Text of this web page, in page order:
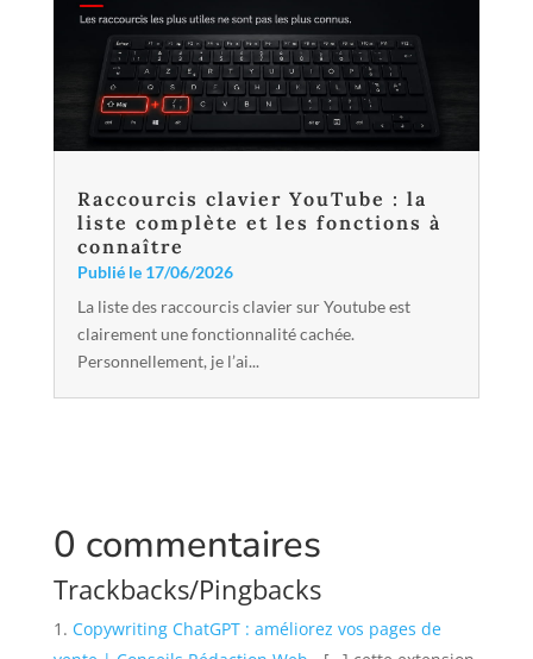
Raccourcis clavier YouTube : la
liste complète et les fonctions à
connaître
Publié le 17/06/2026
La liste des raccourcis clavier sur Youtube est
clairement une fonctionnalité cachée.
Personnellement, je l’ai...
0 commentaires
Trackbacks/Pingbacks
Copywriting ChatGPT : améliorez vos pages de